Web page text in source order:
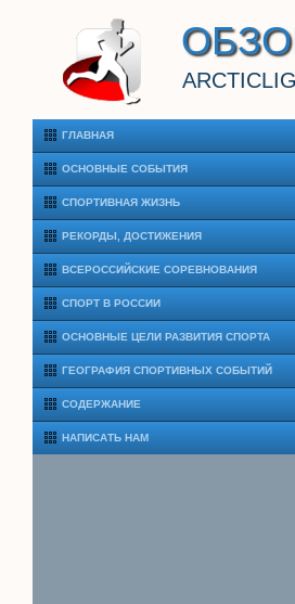
ГЛАВНАЯ
ОСНОВНЫЕ СОБЫТИЯ
СПОРТИВНАЯ ЖИЗНЬ
РЕКОРДЫ, ДОСТИЖЕНИЯ
ВСЕРОССИЙСКИЕ СОРЕВНОВАНИЯ
СПОРТ В РОССИИ
ОСНОВНЫЕ ЦЕЛИ РАЗВИТИЯ СПОРТА
ГЕОГРАФИЯ СПОРТИВНЫХ СОБЫТИЙ
СОДЕРЖАНИЕ
НАПИСАТЬ НАМ